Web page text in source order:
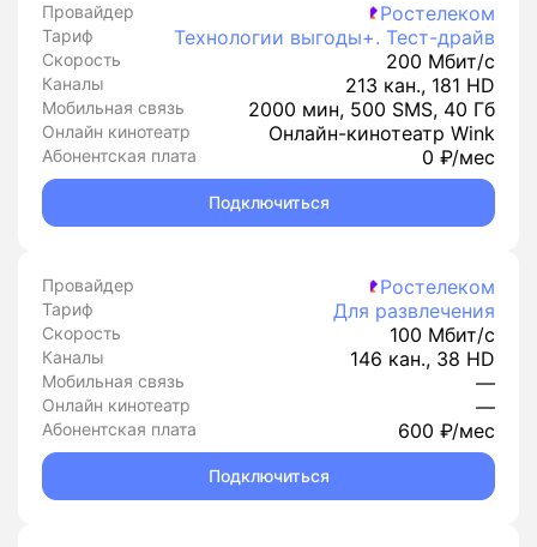
Провайдер Ростелеком
Тариф Технологии выгоды+. Тест-драйв
Скорость 200 Мбит/с
Каналы 213 кан., 181 HD
Мобильная связь 2000 мин, 500 SMS, 40 Гб
Онлайн кинотеатр Онлайн-кинотеатр Wink
Абонентская плата 0 ₽/мес
Подключиться
Провайдер Ростелеком
Тариф Для развлечения
Скорость 100 Мбит/с
Каналы 146 кан., 38 HD
Мобильная связь —
Онлайн кинотеатр —
Абонентская плата 600 ₽/мес
Подключиться